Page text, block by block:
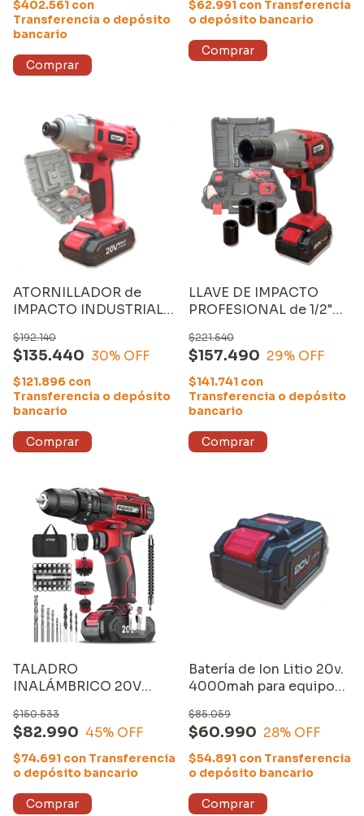
$402.561 con
Transferencia o depósito
bancario
$62.991 con Transferencia
o depósito bancario
ATORNILLADOR de
IMPACTO INDUSTRIAL
BATERÍAS de 2000mAh
$135.440
$192.140
30% OFF
$121.896 con
Transferencia o depósito
bancario
LLAVE DE IMPACTO
PROFESIONAL de 1/2"
CARGADOR y UNA
BATERÍA de 20V-
4000mAh
$157.490
$221.540
29% OFF
$141.741 con
Transferencia o depósito
bancario
TALADRO
INALÁMBRICO 20V
CARGADOR, BATERÍA
de LITIO de 2000 mAh,
BOLSO y ACCESORIOS
$82.990
$150.533
45% OFF
$74.691 con Transferencia
o depósito bancario
Batería de Ion Litio 20v.
4000mah para equipos
$60.990
$85.059
28% OFF
$54.891 con Transferencia
o depósito bancario